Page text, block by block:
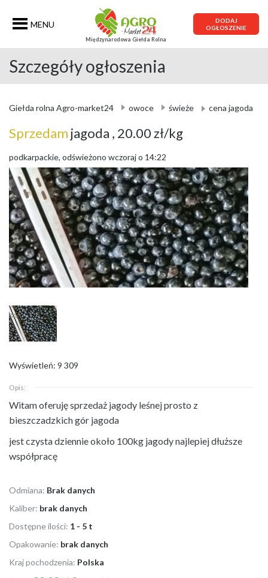
MENU
Międzynarodowa Giełda Rolna
DODAJ
OGŁOSZENIE
Szczegóły ogłoszenia
Giełda rolna Agro-market24 owoce świeże cena jagoda
Sprzedam jagoda , 20.00 zł/kg
podkarpackie, odświeżono wczoraj o 14:22
Wyświetleń: 9 309
Opis:
Witam oferuję sprzedaż jagody leśnej prosto z
bieszczadzkich gór jagoda
jest czysta dziennie około 100kg jagody najlepiej dłuższe
współpracę
Odmiana: Brak danych
Kaliber: brak danych
Dostępne ilości: 1 - 5 t
Opakowanie: brak danych
Kraj pochodzenia: Polska